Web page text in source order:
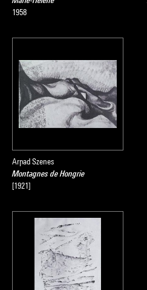
1958
Arpad Szenes
Montagnes de Hongrie
[1921]